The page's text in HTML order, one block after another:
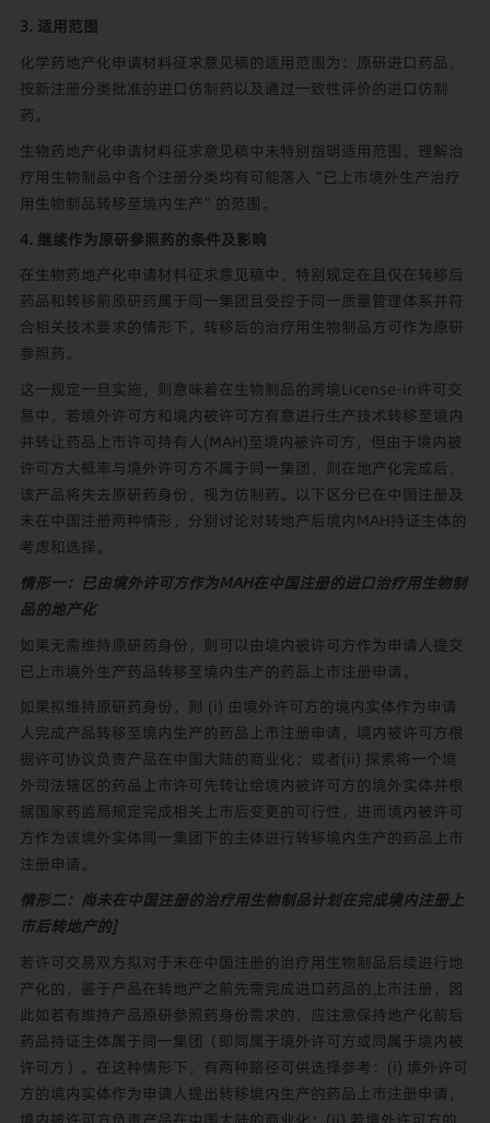
3. 适用范围
化学药地产化申请材料征求意见稿的适用范围为：原研进口药品、
按新注册分类批准的进口仿制药以及通过一致性评价的进口仿制
药。
生物药地产化申请材料征求意见稿中未特别指明适用范围。理解治
疗用生物制品中各个注册分类均有可能落入“已上市境外生产治疗
用生物制品转移至境内生产”的范围。
4. 继续作为原研参照药的条件及影响
在生物药地产化申请材料征求意见稿中，特别规定在且仅在转移后
药品和转移前原研药属于同一集团且受控于同一质量管理体系并符
合相关技术要求的情形下，转移后的治疗用生物制品方可作为原研
参照药。
这一规定一旦实施，则意味着在生物制品的跨境License-in许可交
易中，若境外许可方和境内被许可方有意进行生产技术转移至境内
并转让药品上市许可持有人(MAH)至境内被许可方，但由于境内被
许可方大概率与境外许可方不属于同一集团，则在地产化完成后，
该产品将失去原研药身份，视为仿制药。以下区分已在中国注册及
未在中国注册两种情形，分别讨论对转地产后境内MAH持证主体的
考虑和选择。
情形一：已由境外许可方作为MAH在中国注册的进口治疗用生物制
品的地产化
如果无需维持原研药身份，则可以由境内被许可方作为申请人提交
已上市境外生产药品转移至境内生产的药品上市注册申请。
如果拟维持原研药身份，则 (i) 由境外许可方的境内实体作为申请
人完成产品转移至境内生产的药品上市注册申请，境内被许可方根
据许可协议负责产品在中国大陆的商业化；或者(ii) 探索将一个境
外司法辖区的药品上市许可先转让给境内被许可方的境外实体并根
据国家药监局规定完成相关上市后变更的可行性，进而境内被许可
方作为该境外实体同一集团下的主体进行转移境内生产的药品上市
注册申请。
情形二：尚未在中国注册的治疗用生物制品计划在完成境内注册上
市后转地产的]
若许可交易双方拟对于未在中国注册的治疗用生物制品后续进行地
产化的，鉴于产品在转地产之前先需完成进口药品的上市注册，因
此如若有维持产品原研参照药身份需求的，应注意保持地产化前后
药品持证主体属于同一集团（即同属于境外许可方或同属于境内被
许可方）。在这种情形下，有两种路径可供选择参考：(i) 境外许可
方的境内实体作为申请人提出转移境内生产的药品上市注册申请，